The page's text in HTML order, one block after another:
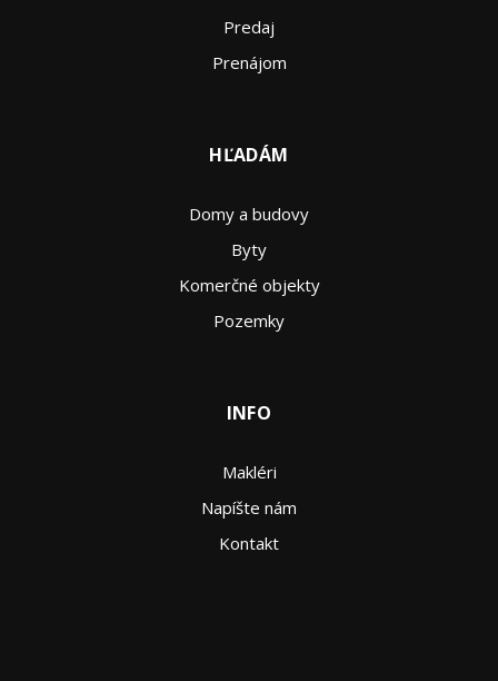
Predaj
Prenájom
HĽADÁM
Domy a budovy
Byty
Komerčné objekty
Pozemky
INFO
Makléri
Napíšte nám
Kontakt